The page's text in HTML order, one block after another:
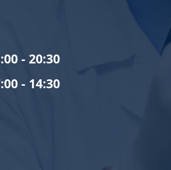
- 20:30
- 14:30